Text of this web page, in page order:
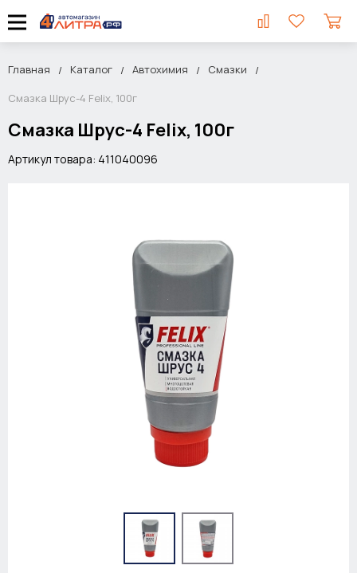
Главная Каталог Автохимия
Смазки
Смазка Шрус-4 Felix, 100г
Смазка Шрус-4 Felix, 100г
Артикул товара: 411040096